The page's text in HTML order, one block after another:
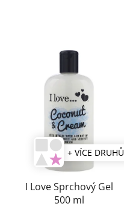
+ VÍCE DRUHŮ
I Love Sprchový Gel
500 ml